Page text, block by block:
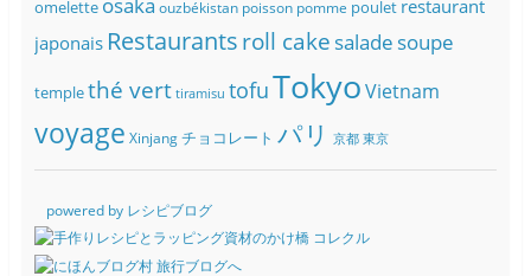
omelette ouzbékistan poisson pomme poulet restaurant
japonais Restaurantsroll cake salade soupe
templethé vert tiramisu tofuTokyoVietnam
voyage Xinjang チョコレート パリ 京都 東京
powered by レシピブログ